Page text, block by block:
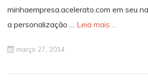
minhaempresa.acelerato.com em seu
a personalização … Leia mais ...
março 27, 2014